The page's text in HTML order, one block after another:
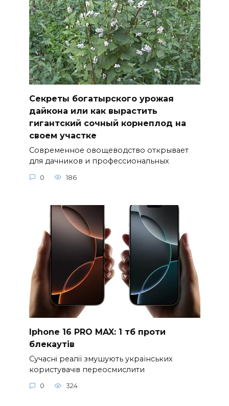
Секреты богатырского урожая
дайкона или как вырастить
гигантский сочный корнеплод на
своем участке
Современное овощеводство открывает
для дачников и профессиональных
0 186
Iphone 16 PRO MAX: 1 тб проти
блекаутів
Сучасні реалії змушують українських
користувачів переосмислити
0 324